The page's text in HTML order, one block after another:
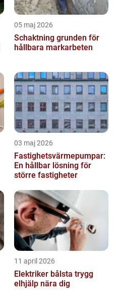
05 maj 2026
Schaktning grunden för
hållbara markarbeten
03 maj 2026
Fastighetsvärmepumpar:
En hållbar lösning för
större fastigheter
11 april 2026
Elektriker bålsta trygg
elhjälp nära dig